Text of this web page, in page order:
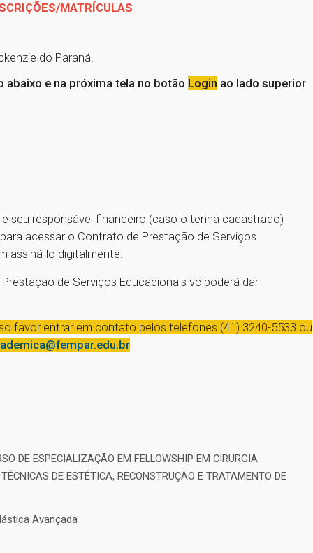
MATRÍCULAS
do Paraná.
abaixo e na próxima tela no botão Login ao lado superior
seu responsável financeiro (caso o tenha cadastrado)
acessar o Contrato de Prestação de Serviços
assiná-lo digitalmente.
de Serviços Educacionais vc poderá dar
favor entrar em contato pelos telefones (41) 3240-5533 ou
DE ESPECIALIZAÇÃO EM FELLOWSHIP EM CIRURGIA
DE ESTÉTICA, RECONSTRUÇÃO E TRATAMENTO DE
Avançada